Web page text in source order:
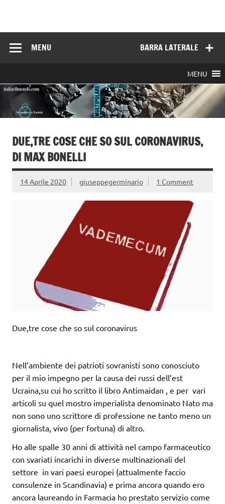
BARRA LATERALE
MENU
MENU
DUE,TRE COSE CHE SO SUL CORONAVIRUS,
DI MAX BONELLI
14 Aprile 2020 giuseppegerminario 1 Comment
Due,tre cose che so sul coronavirus
Nell’ambiente dei patrioti sovranisti sono conosciuto
per il mio impegno per la causa dei russi dell’est
Ucraina,su cui ho scritto il libro Antimaidan , e per vari
articoli su quel mostro imperialista denominato Nato ma
non sono uno scrittore di professione ne tanto meno un
giornalista, vivo (per fortuna) di altro.
Ho alle spalle 30 anni di attività nel campo farmaceutico
con svariati incarichi in diverse multinazionali del
settore in vari paesi europei (attualmente faccio
consulenze in Scandinavia) e prima ancora quando ero
ancora laureando in Farmacia ho prestato servizio come